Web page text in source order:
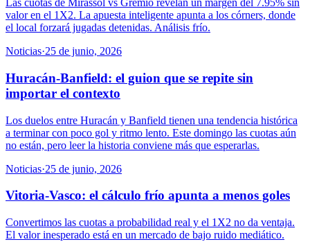
Las cuotas de Mirassol vs Gremio revelan un margen del 7.95% sin
valor en el 1X2. La apuesta inteligente apunta a los córners, donde
el local forzará jugadas detenidas. Análisis frío.
Noticias·25 de junio, 2026
Huracán-Banfield: el guion que se repite sin
importar el contexto
Los duelos entre Huracán y Banfield tienen una tendencia histórica
a terminar con poco gol y ritmo lento. Este domingo las cuotas aún
no están, pero leer la historia conviene más que esperarlas.
Noticias·25 de junio, 2026
Vitoria-Vasco: el cálculo frío apunta a menos goles
Convertimos las cuotas a probabilidad real y el 1X2 no da ventaja.
El valor inesperado está en un mercado de bajo ruido mediático.